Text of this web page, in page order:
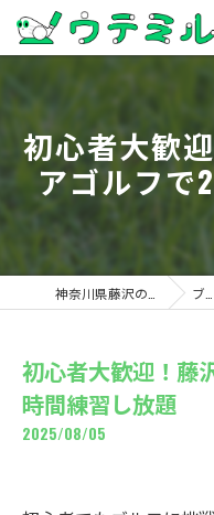
初心者大歓
アゴルフで
ブログ
初心者大歓迎！藤
時間練習し放題
2025/08/05